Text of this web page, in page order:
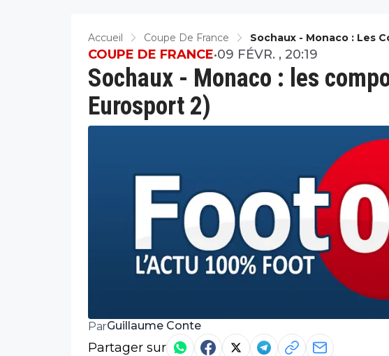
Accueil Coupe De France Sochaux - Monaco : Les
Sochaux - Monaco : les
Eurosport 2)
COUPE DE FRANCE•09 FÉVR. , 20:19
ParGuillaume Conte
Partager sur